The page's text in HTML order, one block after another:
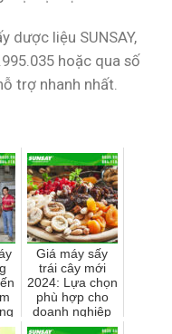
dược liệu SUNSAY,
hoặc qua số
trợ nhanh nhất.
Giá máy sấy
trái cây mới
2024: Lựa chọn
phù hợp cho
doanh nghiệp